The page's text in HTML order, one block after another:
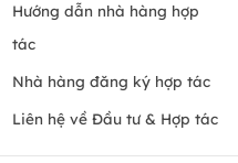
Hướng dẫn nhà hàng hợp
tác
Nhà hàng đăng ký hợp tác
Liên hệ về Đầu tư & Hợp tác